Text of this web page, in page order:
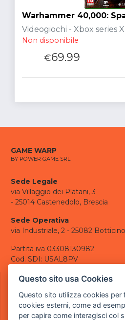
Warhammer 40,000:
Videogiochi - Xbox series
Non disponibile
€69.99
GAME WARP
BY POWER GAME SRL
Sede Legale
via Villaggio dei Platani, 3
- 25014 Castenedolo, Brescia
Sede Operativa
via Industriale, 2 - 25082
Partita iva 03308130982
Cod. SDI: USAL8PV
CONTATTI
tel.: +39 030 376 2377
tel.: +39 030 336 6259
Questo sito usa Cookies
Questo sito utilizza cookies per
cookies esterni, come ad
per capire come interagisci col